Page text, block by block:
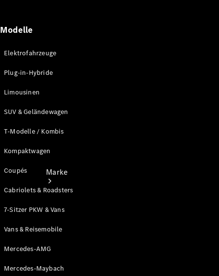
Support
Marke
Unsere
Modelle
Elektrofahrzeuge
Plug-in-Hybride
Limousinen
SUV & Geländewagen
T-Modelle / Kombis
Kompaktwagen
Coupés
Cabriolets & Roadsters
7-Sitzer PKW & Vans
Vans & Reisemobile
Mercedes-AMG
Mercedes-Maybach